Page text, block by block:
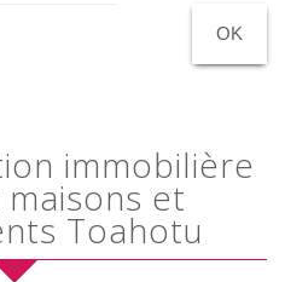
OK
et
Toahotu